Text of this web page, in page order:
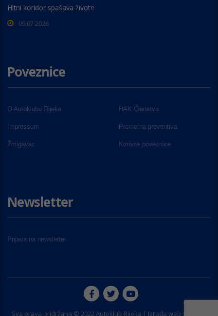
Hitni koridor spašava živote
09.07.2026
Poveznice
O Autoklubu Rijeka HAK Članstvo
Impressum Prometna preventiva
Žmigavac Korisne poveznice
Newsletter
Prijava na newsletter
Sva prava pridržana © 2022 Autoklub Rijeka | Izrada web stranice